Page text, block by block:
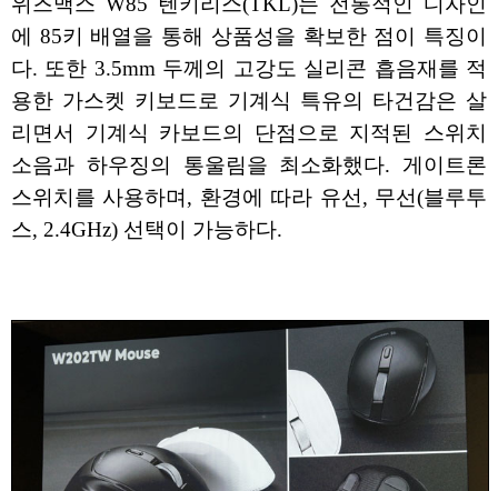
에 85키 배열을 통해 상품성을 확보한 점이 특징이
다. 또한 3.5mm 두께의 고강도 실리콘 흡음재를 적
용한 가스켓 키보드로 기계식 특유의 타건감은 살
리면서 기계식 카보드의 단점으로 지적된 스위치
소음과 하우징의 통울림을 최소화했다. 게이트론
스위치를 사용하며, 환경에 따라 유선, 무선(블루투
스, 2.4GHz) 선택이 가능하다.